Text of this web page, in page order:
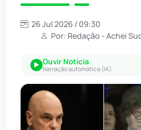
26 Jul 2026 / 09:30
Por: Redação - Achei
Ouvir Notícia
Narração automática (IA)